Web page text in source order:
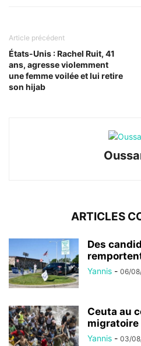
Article précédent
États-Unis : Rachel Ruit, 41
ans, agresse violemment
une femme voilée et lui retire
son hijab
ARTICLES
Des
Yannis - 06/
Ceuta au
migratoire
Yannis - 03/